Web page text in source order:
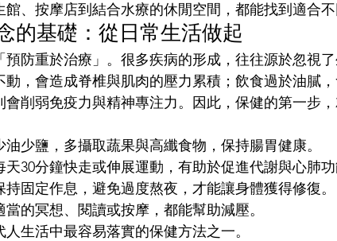
、按摩店到結合水療的休閒空間，都能找到適合不
的基礎：從日常生活做起
預防重於治療」。很多疾病的形成，往往源於忽視
動，會造成脊椎與肌肉的壓力累積；飲食過於油膩
會削弱免疫力與精神專注力。因此，保健的第一步
油少鹽，多攝取蔬果與高纖食物，保持腸胃健康。
天30分鐘快走或伸展運動，有助於促進代謝與心肺功
持固定作息，避免過度熬夜，才能讓身體獲得修復。
當的冥想、閱讀或按摩，都能幫助減壓。
生活中最容易落實的保健方法之一。